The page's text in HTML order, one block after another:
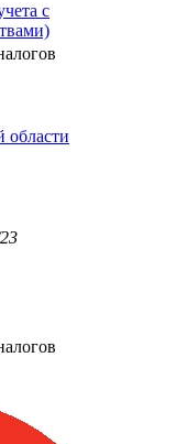
с